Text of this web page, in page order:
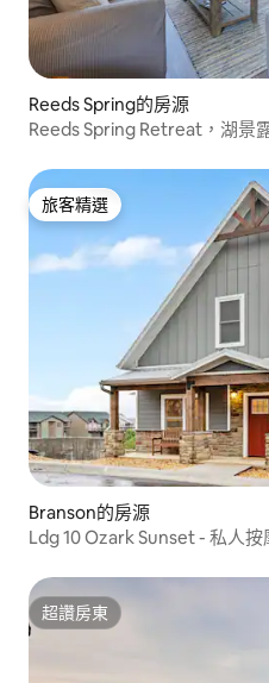
Reeds Spring的房源
Reeds Spring Retreat，湖景
旅客精選
旅客精選
Branson的房源
Ldg 10 Ozark Sunset - 私人
超讚房東
超讚房東